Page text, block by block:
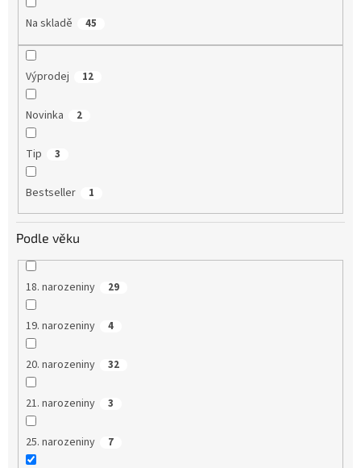
Na skladě 45
Výprodej 12
Novinka 2
Tip 3
Bestseller 1
Podle věku
18. narozeniny 29
19. narozeniny 4
20. narozeniny 32
21. narozeniny 3
25. narozeniny 7